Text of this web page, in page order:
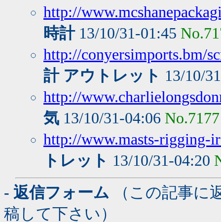
http://
時計13/10/31-01:45
http://conyersimports.bm/
計 アウトレット 13/10/
http://
気 13/10/31-04:06 No.7177
http://www.masts-rigging-
トレット 13/10/31-04:20
- 返信フォーム （この記事に
稿して下さい）